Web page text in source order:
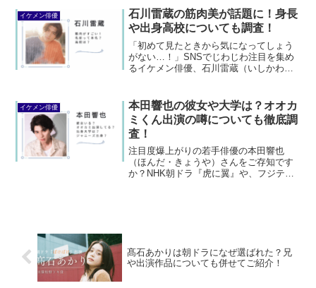
い…。そんなあなたのために、彼のプロ
フィールか...
イケメン俳優
石川雷蔵の筋肉美が話題に！身長
や出身高校についても調査！
「初めて見たときから気になってしょう
がない…！」SNSでじわじわ注目を集め
るイケメン俳優、石川雷蔵（いしかわら
広く活躍中。端正な顔立ち、ストイック
さがにじむ筋肉、そし...
イケメン俳優
本田響也の彼女や大学は？オオカ
ミくん出演の噂についても徹底調
査！
注目度爆上がりの若手俳優の本田響也
（ほんだ・きょうや）さんをご存知です
か？NHK朝ドラ『虎に翼』や、フジテレ
髙石あかりは朝ドラになぜ選ばれた？兄
や出演作品についても併せてご紹介！